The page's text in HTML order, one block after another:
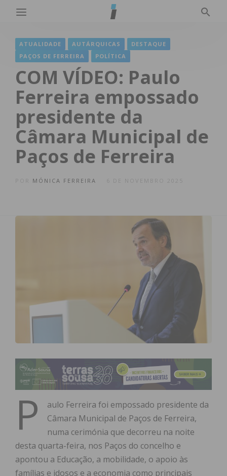
ATUALIDADE AUTÁRQUICAS
DESTAQUE
PAÇOS DE FERREIRA
POLÍTICA
COM VÍDEO: Paulo
Ferreira empossado
presidente da
Câmara Municipal de
Paços de Ferreira
MÓNICA FERREIRA
P
aulo Ferreira foi empossado presidente da
Câmara Municipal de Paços de Ferreira,
numa cerimónia que decorreu na noite
desta quarta-feira, nos Paços do concelho e
apontou a Educação, a mobilidade, o apoio às
famílias e idosos e a economia como principais